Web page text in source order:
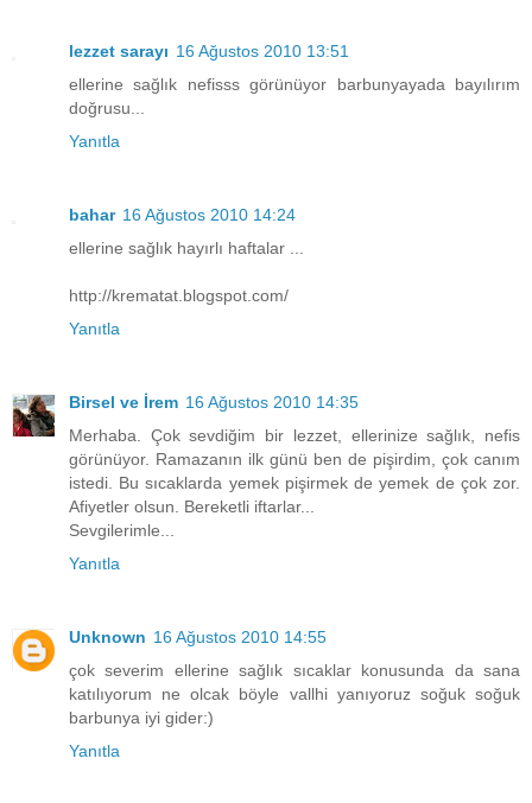
lezzet sarayı 16 Ağustos 2010 13:51
ellerine sağlık nefisss görünüyor barbunyayada bayılırım
doğrusu...
Yanıtla
bahar 16 Ağustos 2010 14:24
ellerine sağlık hayırlı haftalar ...
http://krematat.blogspot.com/
Yanıtla
Birsel ve İrem 16 Ağustos 2010 14:35
Merhaba. Çok sevdiğim bir lezzet, ellerinize sağlık, nefis
görünüyor. Ramazanın ilk günü ben de pişirdim, çok canım
istedi. Bu sıcaklarda yemek pişirmek de yemek de çok zor.
Afiyetler olsun. Bereketli iftarlar...
Sevgilerimle...
Yanıtla
Unknown 16 Ağustos 2010 14:55
çok severim ellerine sağlık sıcaklar konusunda da sana
katılıyorum ne olcak böyle vallhi yanıyoruz soğuk soğuk
barbunya iyi gider:)
Yanıtla